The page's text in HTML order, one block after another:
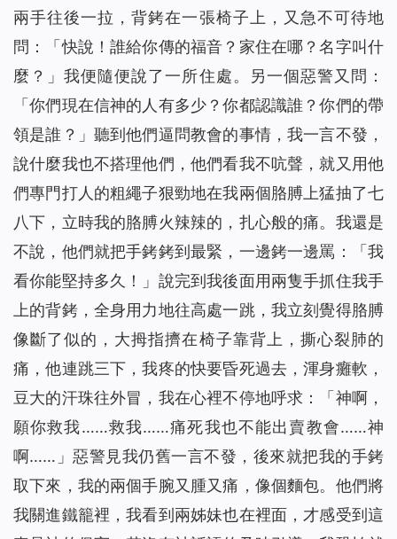
兩手往後一拉，背銬在一張椅子上，又急不可待地
問：「快說！誰給你傳的福音？家住在哪？名字叫什
麼？」我便隨便說了一所住處。另一個惡警又問：
「你們現在信神的人有多少？你都認識誰？你們的帶
領是誰？」聽到他們逼問教會的事情，我一言不發，
說什麼我也不搭理他們，他們看我不吭聲，就又用他
們專門打人的粗繩子狠勁地在我兩個胳膊上猛抽了七
八下，立時我的胳膊火辣辣的，扎心般的痛。我還是
不說，他們就把手銬銬到最緊，一邊銬一邊罵：「我
看你能堅持多久！」說完到我後面用兩隻手抓住我手
上的背銬，全身用力地往高處一跳，我立刻覺得胳膊
像斷了似的， 大拇指擠在椅子靠背上， 撕心裂肺的
痛，他連跳三下，我疼的快要昏死過去，渾身癱軟，
豆大的汗珠往外冒，我在心裡不停地呼求：「神啊，
願你救我……救我……痛死我也不能出賣教會……神
啊……」惡警見我仍舊一言不發，後來就把我的手銬
取下來，我的兩個手腕又腫又痛，像個麵包。他們將
我關進鐵籠裡，我看到兩姊妹也在裡面，才感受到這